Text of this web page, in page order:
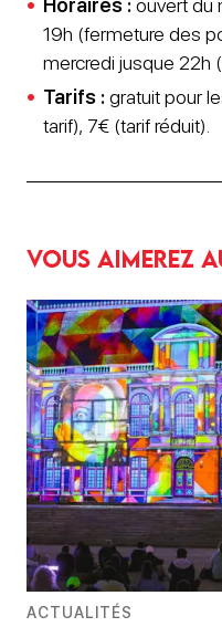
19h (fermeture des
mercredi jusque 22h
Tarifs :gratuit pour
tarif), 7€ (tarif réduit).
Vous aimerez
ACTUALITÉS